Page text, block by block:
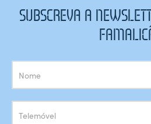
SUBSCREVA A
Subscrição
Newsletter